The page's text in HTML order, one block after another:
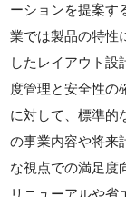
ーションを提案す
業では製品の特性
したレイアウト設
度管理と安全性の
に対して、標準的
の事業内容や将来
な視点での満足度
リニューアルや省